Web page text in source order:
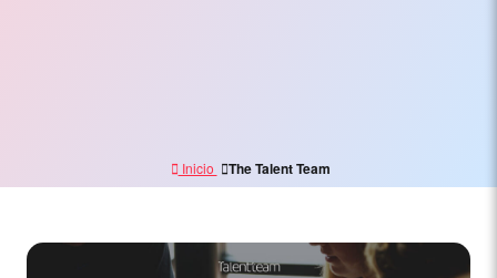
Inicio The Talent Team